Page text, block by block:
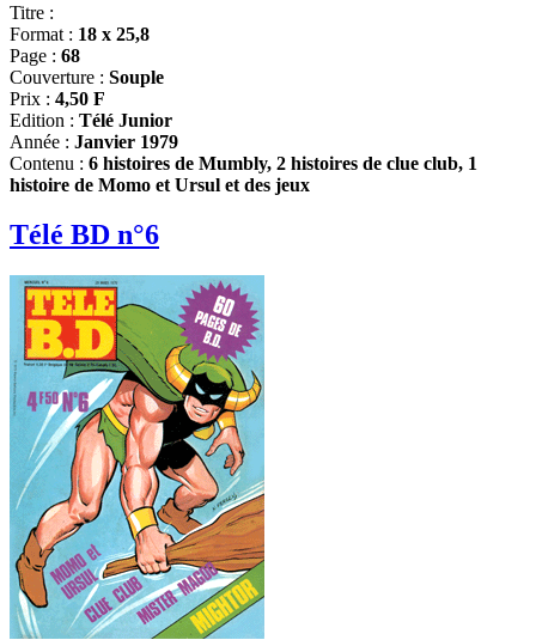
Titre :
Format : 18 x 25,8
Page : 68
Couverture : Souple
Prix : 4,50 F
Edition : Télé Junior
Année : Janvier 1979
Contenu : 6 histoires de Mumbly, 2 histoires de clue club, 1
histoire de Momo et Ursul et des jeux
Télé BD n°6